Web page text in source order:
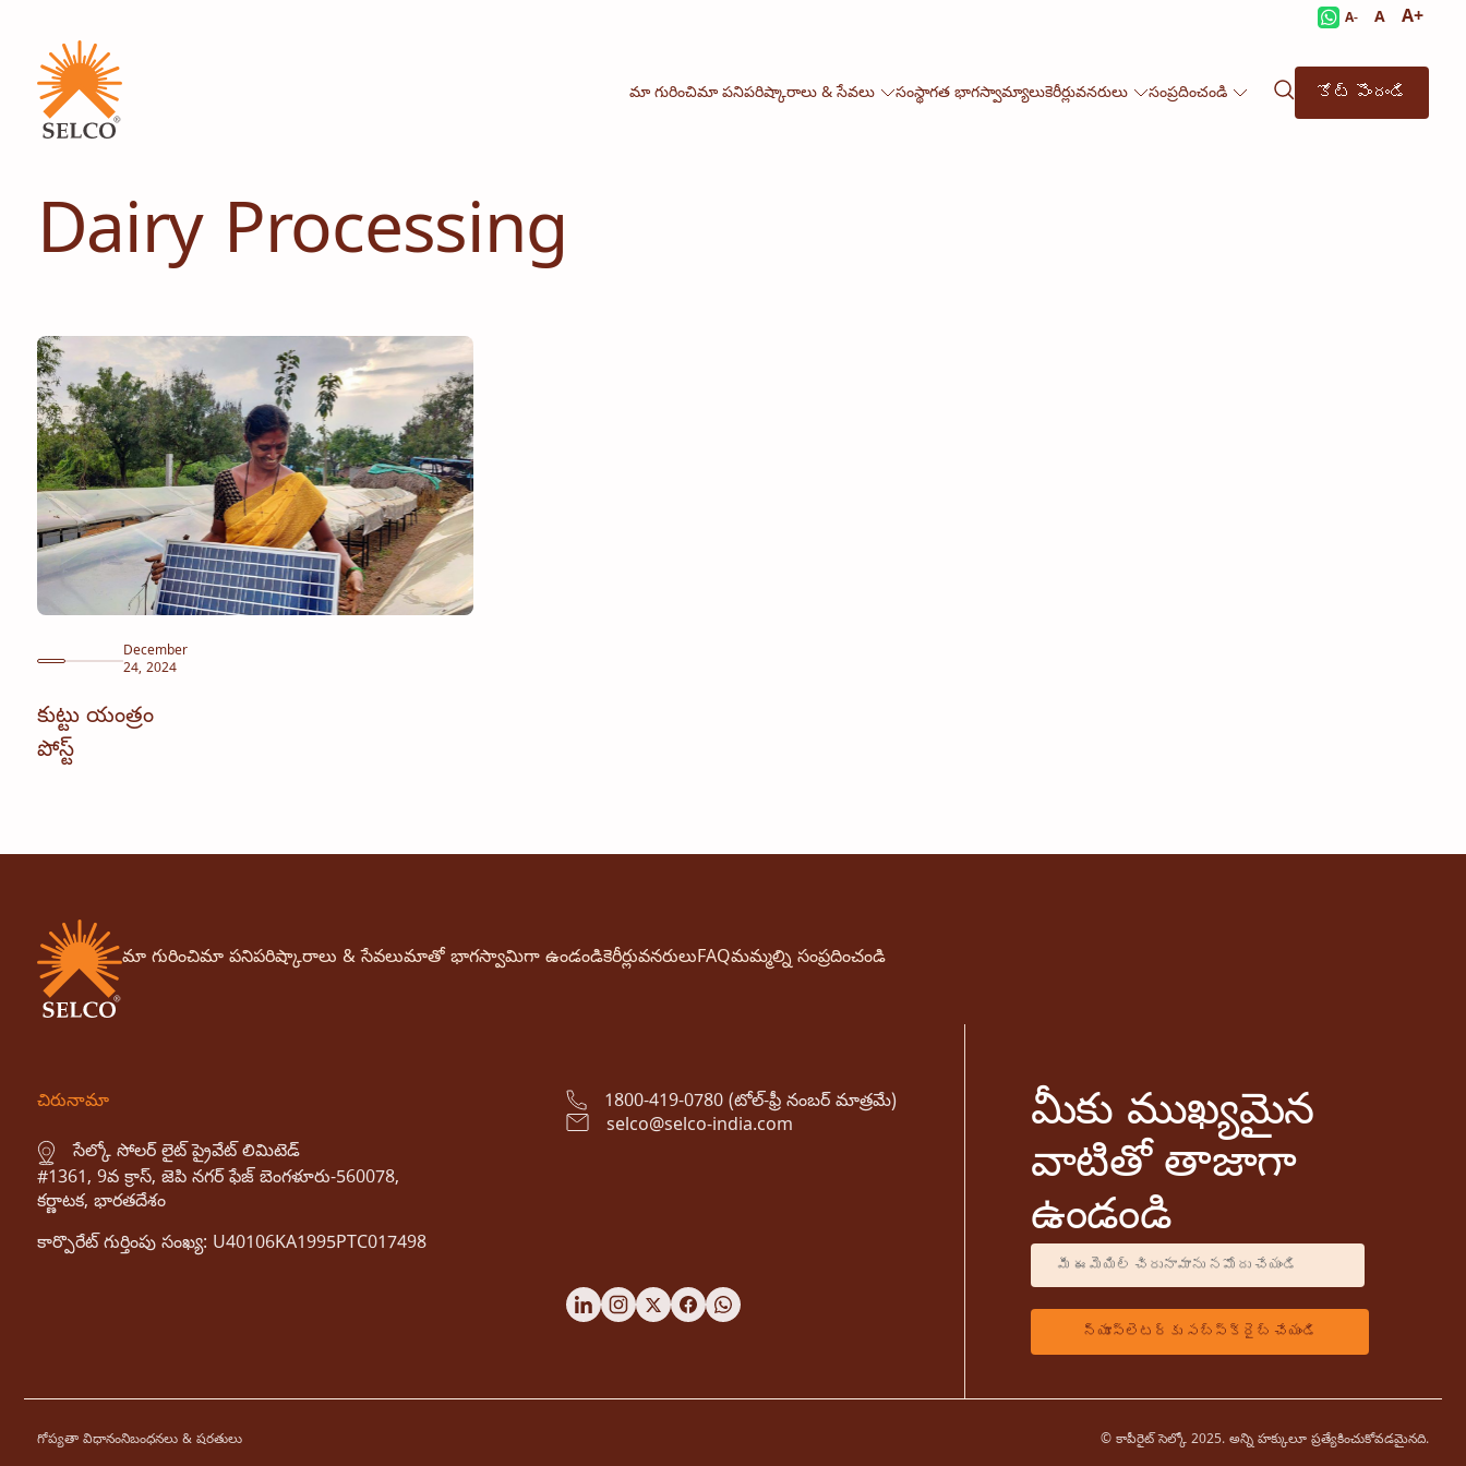
A- A A+
మా గురించిమా పనిపరిష్కారాలు & సేవలు సంస్థాగత భాగస్వామ్యాలుకెరీర్లువనరులు సంప్రదించండి కోట్ పొందండి
Dairy Processing
December
24, 2024
కుట్టు యంత్రం
పోస్ట్
మా గురించిమా పనిపరిష్కారాలు & సేవలుమాతో భాగస్వామిగా ఉండండికెరీర్లువనరులుFAQమమ్మల్ని సంప్రదించండి
చిరునామా
సేల్కో సోలర్ లైట్ ప్రైవేట్ లిమిటెడ్
#1361, 9వ క్రాస్, జెపి నగర్ ఫేజ్ బెంగళూరు-560078,
కర్ణాటక, భారతదేశం
కార్పొరేట్ గుర్తింపు సంఖ్య: U40106KA1995PTC017498
1800-419-0780 (టోల్-ఫ్రీ నంబర్ మాత్రమే)
selco@selco-india.com
మీకు ముఖ్యమైన
వాటితో తాజాగా
ఉండండి
గోప్యతా విధానంనిబంధనలు & షరతులు © కాపీరైట్ సెల్కో 2025. అన్ని హక్కులూ ప్రత్యేకించుకోవడమైనది.